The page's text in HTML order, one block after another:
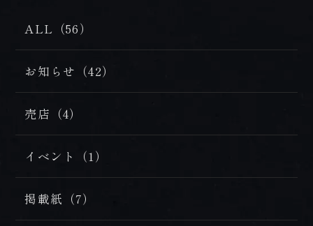
ALL（56）
お知らせ（42）
売店（4）
イベント（1）
掲載紙（7）